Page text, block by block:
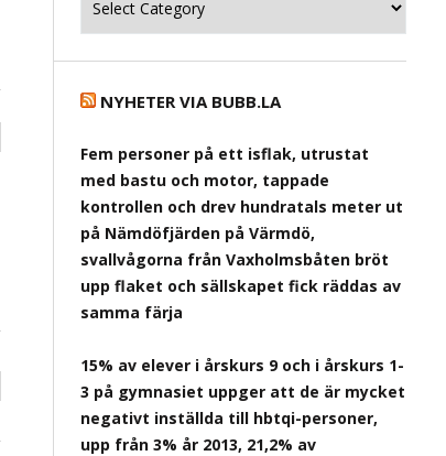
NYHETER VIA BUBB.LA
Fem personer på ett isflak, utrustat
med bastu och motor, tappade
kontrollen och drev hundratals meter ut
på Nämdöfjärden på Värmdö,
svallvågorna från Vaxholmsbåten bröt
upp flaket och sällskapet fick räddas av
samma färja
15% av elever i årskurs 9 och i årskurs 1-
3 på gymnasiet uppger att de är mycket
negativt inställda till hbtqi-personer,
upp från 3% år 2013, 21,2% av